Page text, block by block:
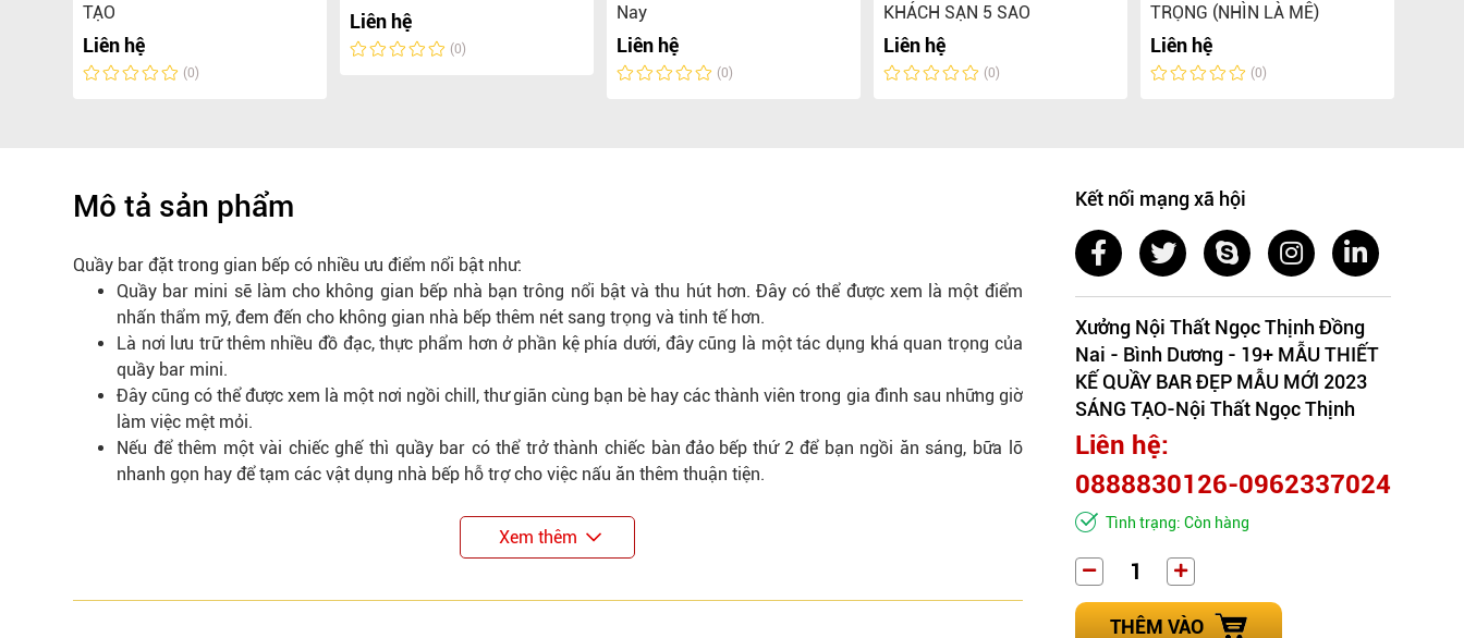
TẠO
Liên hệ
(0)
Liên hệ
(0)
Nay
Liên hệ
(0)
KHÁCH SẠN 5 SAO
Liên hệ
(0)
TRỌNG (NHÌN LÀ MÊ)
Liên hệ
(0)
Mô tả sản phẩm
Quầy bar đặt trong gian bếp có nhiều ưu điểm nổi bật như:
Quầy bar mini sẽ làm cho không gian bếp nhà bạn trông nổi bật và thu hút hơn. Đây có thể được xem là một điểm
nhấn thẩm mỹ, đem đến cho không gian nhà bếp thêm nét sang trọng và tinh tế hơn.
Là nơi lưu trữ thêm nhiều đồ đạc, thực phẩm hơn ở phần kệ phía dưới, đây cũng là một tác dụng khá quan trọng của
quầy bar mini.
Đây cũng có thể được xem là một nơi ngồi chill, thư giãn cùng bạn bè hay các thành viên trong gia đình sau những giờ
làm việc mệt mỏi.
Nếu để thêm một vài chiếc ghế thì quầy bar có thể trở thành chiếc bàn đảo bếpthứ 2 để bạn ngồi ăn sáng, bữa lỡ
nhanh gọn hay để tạm các vật dụng nhà bếp hỗ trợ cho việc nấu ăn thêm thuận tiện.
Xem thêm
Kết nối mạng xã hội
Xưởng Nội Thất Ngọc Thịnh Đồng
Nai - Bình Dương - 19+ MẪU THIẾT
KẾ QUẦY BAR ĐẸP MẪU MỚI 2023
SÁNG TẠO-Nội Thất Ngọc Thịnh
Liên hệ:
0888830126-0962337024
Tình trạng: Còn hàng
THÊM VÀO